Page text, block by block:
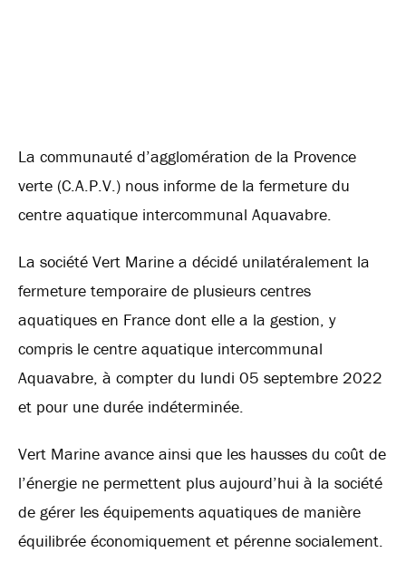
La communauté d’agglomération de la Provence
verte (C.A.P.V.) nous informe de la fermeture du
centre aquatique intercommunal Aquavabre.
La société Vert Marine a décidé unilatéralement la
fermeture temporaire de plusieurs centres
aquatiques en France dont elle a la gestion, y
compris le centre aquatique intercommunal
Aquavabre, à compter du lundi 05 septembre 2022
et pour une durée indéterminée.
Vert Marine avance ainsi que les hausses du coût de
l’énergie ne permettent plus aujourd’hui à la société
de gérer les équipements aquatiques de manière
équilibrée économiquement et pérenne socialement.